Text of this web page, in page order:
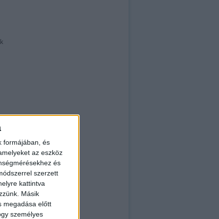
formájában, és
az eszköz
és
szerzett
kattintva
Másik
megadása előtt
személyes